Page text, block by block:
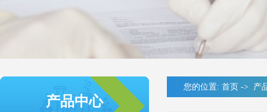
产品中心
您的位置: 首页 -> 产